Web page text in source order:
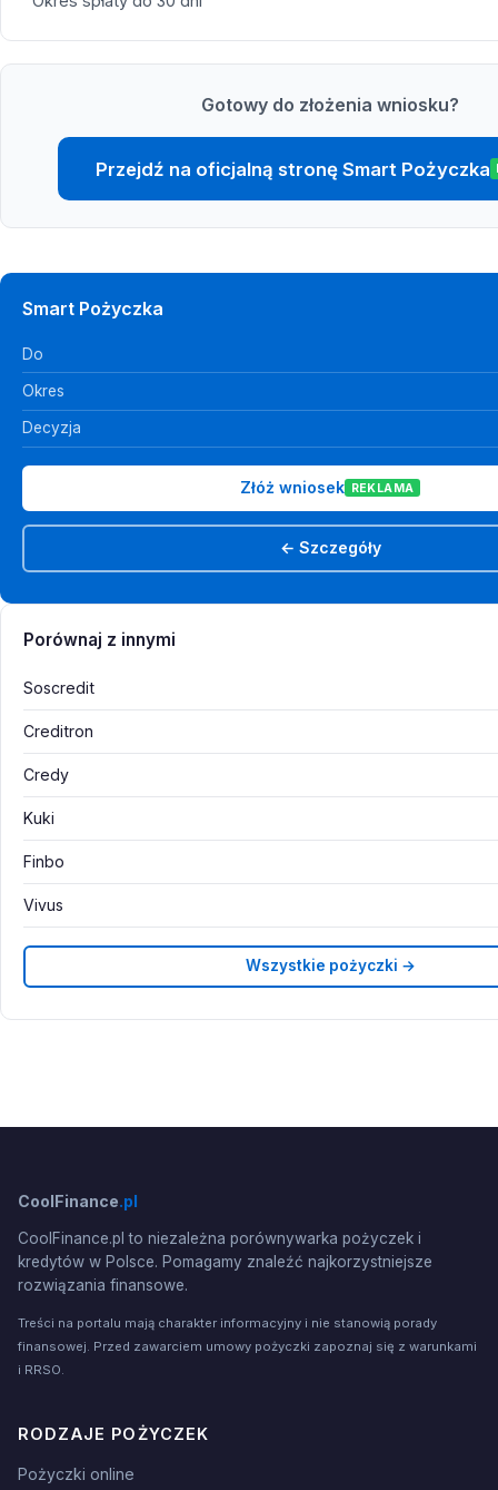
Gotowy do złożenia wniosku?
Przejdź na oficjalną stronę Smart Pożyczka
Smart Pożyczka
Do
Okres
Decyzja
Złóż wniosek REKLAMA
← Szczegóły
Porównaj z innymi
Soscredit
Creditron
Credy
Kuki
Finbo
Vivus
Wszystkie pożyczki →
CoolFinance.pl
CoolFinance.pl to niezależna porównywarka pożyczek i
kredytów w Polsce. Pomagamy znaleźć najkorzystniejsze
rozwiązania finansowe.
Treści na portalu mają charakter informacyjny i nie stanowią porady
finansowej. Przed zawarciem umowy pożyczki zapoznaj się z warunkami
i RRSO.
RODZAJE POŻYCZEK
Pożyczki online